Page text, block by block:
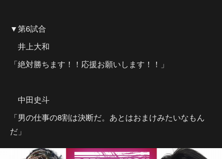
▼第6試合
井上大和
「絶対勝ちます！！応援お願いします！！」
中田史斗
「男の仕事の8割は決断だ。あとはおまけみたいなもん
だ」